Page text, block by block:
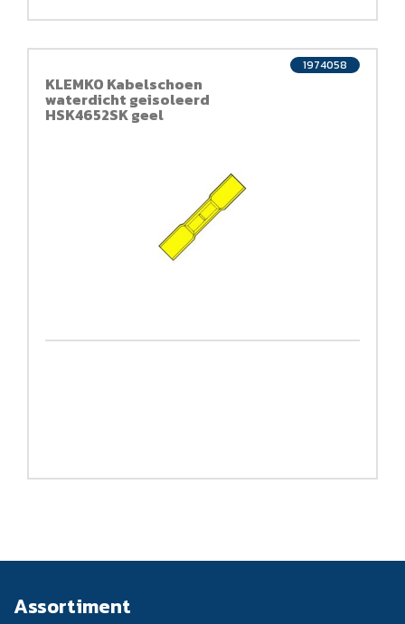
KLEMKO Kabelschoen
waterdicht geisoleerd
HSK4652SK geel
1974058
Assortiment